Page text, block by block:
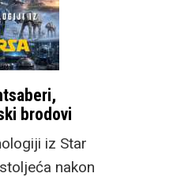
brodovi
iz Star
nakon